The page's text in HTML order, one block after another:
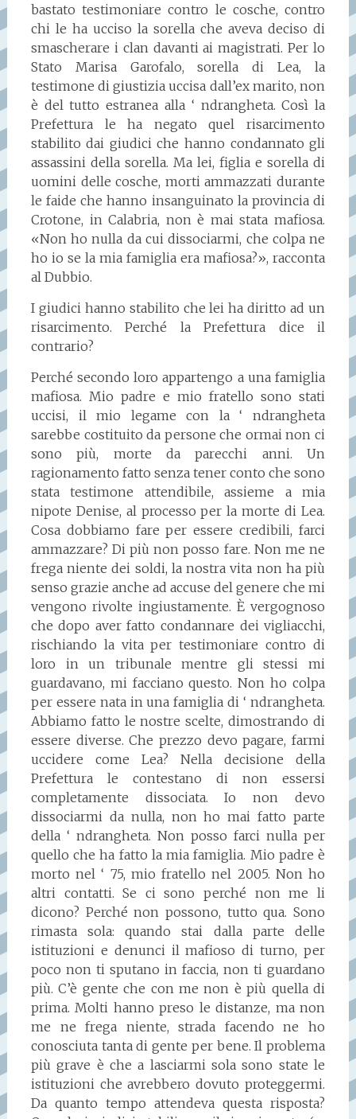
bastato testimoniare contro le cosche, contro
chi le ha ucciso la sorella che aveva deciso di
smascherare i clan davanti ai magistrati. Per lo
Stato Marisa Garofalo, sorella di Lea, la
testimone di giustizia uccisa dall’ex marito, non
è del tutto estranea alla ‘ ndrangheta. Così la
Prefettura le ha negato quel risarcimento
stabilito dai giudici che hanno condannato gli
assassini della sorella. Ma lei, figlia e sorella di
uomini delle cosche, morti ammazzati durante
le faide che hanno insanguinato la provincia di
Crotone, in Calabria, non è mai stata mafiosa.
«Non ho nulla da cui dissociarmi, che colpa ne
ho io se la mia famiglia era mafiosa?», racconta
al Dubbio.
I giudici hanno stabilito che lei ha diritto ad un
risarcimento. Perché la Prefettura dice il
contrario?
Perché secondo loro appartengo a una famiglia
mafiosa. Mio padre e mio fratello sono stati
uccisi, il mio legame con la ‘ ndrangheta
sarebbe costituito da persone che ormai non ci
sono più, morte da parecchi anni. Un
ragionamento fatto senza tener conto che sono
stata testimone attendibile, assieme a mia
nipote Denise, al processo per la morte di Lea.
Cosa dobbiamo fare per essere credibili, farci
ammazzare? Di più non posso fare. Non me ne
frega niente dei soldi, la nostra vita non ha più
senso grazie anche ad accuse del genere che mi
vengono rivolte ingiustamente. È vergognoso
che dopo aver fatto condannare dei vigliacchi,
rischiando la vita per testimoniare contro di
loro in un tribunale mentre gli stessi mi
guardavano, mi facciano questo. Non ho colpa
per essere nata in una famiglia di ‘ ndrangheta.
Abbiamo fatto le nostre scelte, dimostrando di
essere diverse. Che prezzo devo pagare, farmi
uccidere come Lea? Nella decisione della
Prefettura le contestano di non essersi
completamente dissociata. Io non devo
dissociarmi da nulla, non ho mai fatto parte
della ‘ ndrangheta. Non posso farci nulla per
quello che ha fatto la mia famiglia. Mio padre è
morto nel ‘ 75, mio fratello nel 2005. Non ho
altri contatti. Se ci sono perché non me li
dicono? Perché non possono, tutto qua. Sono
rimasta sola: quando stai dalla parte delle
istituzioni e denunci il mafioso di turno, per
poco non ti sputano in faccia, non ti guardano
più. C’è gente che con me non è più quella di
prima. Molti hanno preso le distanze, ma non
me ne frega niente, strada facendo ne ho
conosciuta tanta di gente per bene. Il problema
più grave è che a lasciarmi sola sono state le
istituzioni che avrebbero dovuto proteggermi.
Da quanto tempo attendeva questa risposta?